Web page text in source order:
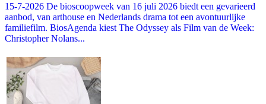
15-7-2026 De bioscoopweek van 16 juli 2026 biedt een gevarieerd
aanbod, van arthouse en Nederlands drama tot een avontuurlijke
familiefilm. BiosAgenda kiest The Odyssey als Film van de Week:
Christopher Nolans...